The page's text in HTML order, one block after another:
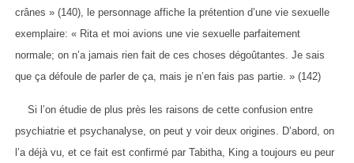
crânes » (140), le personnage affiche la prétention d’une vie sexuelle
exemplaire: « Rita et moi avions une vie sexuelle parfaitement
normale; on n’a jamais rien fait de ces choses dégoûtantes. Je sais
que ça défoule de parler de ça, mais je n’en fais pas partie. » (142)
Si l’on étudie de plus près les raisons de cette confusion entre
psychiatrie et psychanalyse, on peut y voir deux origines. D’abord, on
l’a déjà vu, et ce fait est confirmé par Tabitha, King a toujours eu peur